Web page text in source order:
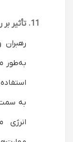
تأثیر
به‌طور
به
انرژی